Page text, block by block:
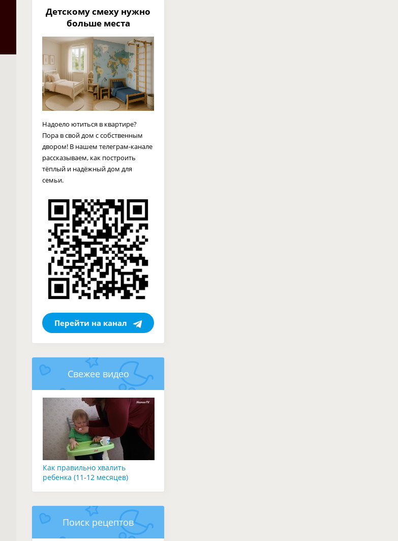
Детскому смеху нужно
больше места
Надоело ютиться в квартире?
Пора в свой дом с собственным
двором! В нашем телеграм-канале
рассказываем, как построить
тёплый и надёжный дом для
семьи.
Перейти на канал
Свежее видео
Как правильно хвалить
ребенка (11-12 месяцев)
Поиск рецептов